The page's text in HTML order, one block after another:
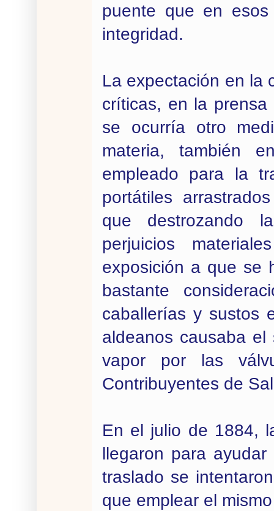
puente que en
integridad.
La expectación en la
críticas, en la
se ocurría otro
materia, también
empleado para la
portátiles
que destrozando
perjuicios
exposición a que se
bastante
caballerías y sustos
aldeanos causaba
vapor por las
Contribuyentes de
En el julio de 1884,
llegaron para
traslado se
que emplear el